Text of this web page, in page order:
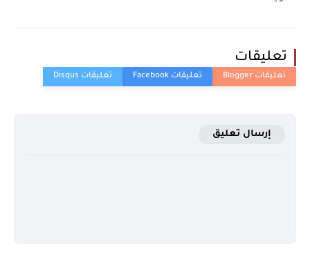
تعليقات
إرسال تعليق